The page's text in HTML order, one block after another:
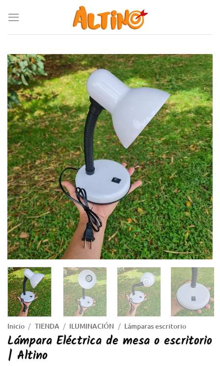
Inicio / TIENDA / ILUMINACIÓN / Lámparas escritorio
Lámpara Eléctrica de mesa o escritorio
| Altino